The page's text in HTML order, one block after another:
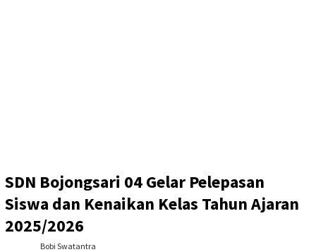
SDN Bojongsari 04 Gelar Pelepasan
Siswa dan Kenaikan Kelas Tahun Ajaran
2025/2026
Bobi Swatantra